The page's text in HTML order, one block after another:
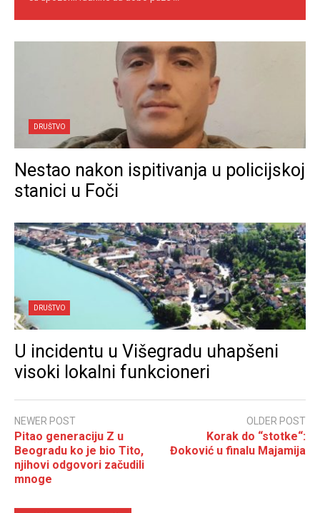
DRUŠTVO
Nestao nakon ispitivanja u policijskoj
stanici u Foči
DRUŠTVO
U incidentu u Višegradu uhapšeni
visoki lokalni funkcioneri
NEWER POST
Pitao generaciju Z u
Beogradu ko je bio Tito,
njihovi odgovori začudili
mnoge
OLDER POST
Korak do “stotke“:
Đoković u finalu Majamija